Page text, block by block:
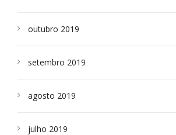
outubro 2019
setembro 2019
agosto 2019
julho 2019